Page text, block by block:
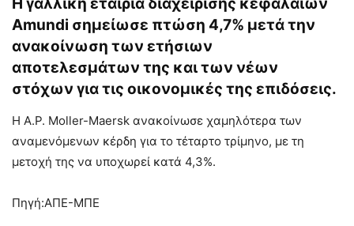
Amundi σημείωσε πτώση 4,7% μετά την
ανακοίνωση των ετήσιων
αποτελεσμάτων της και των νέων
στόχων για τις οικονομικές της επιδόσεις.
Η A.P. Moller-Maersk ανακοίνωσε χαμηλότερα των
αναμενόμενων κέρδη για το τέταρτο τρίμηνο, με τη
μετοχή της να υποχωρεί κατά 4,3%.
Πηγή:ΑΠΕ-ΜΠΕ